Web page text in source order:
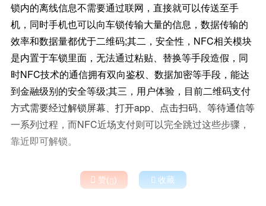
锁内的离线信息不需要通过联网，直接就可以传送至手
机，同时手机也可以向车锁传输大量的信息，数据传输的
效率和数据量都优于二维码;其二，安全性，NFC相关模块
是内置于车锁里面，无法通过粘贴、替换等手段造假，同
时NFC技术的通信拥有双向鉴权、数据加密等手段，能达
到金融级别的安全等级;其三，用户体验，目前二维码支付
方式需要经过解锁屏幕、打开app、点击扫码、等待通信等
一系列过程，而NFC近场支付则可以完全跳过这些步骤，
靠近即可解锁。
 赞()  收藏